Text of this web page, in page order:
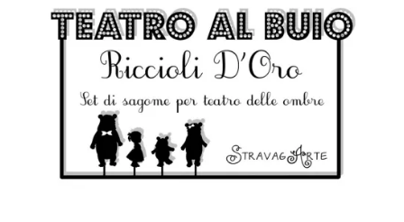
desideri